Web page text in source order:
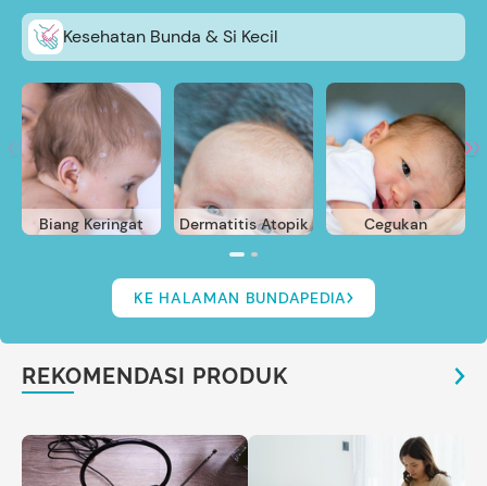
Kesehatan Bunda & Si Kecil
Biang Keringat Dermatitis Atopik Cegukan
KE HALAMAN BUNDAPEDIA
REKOMENDASI PRODUK